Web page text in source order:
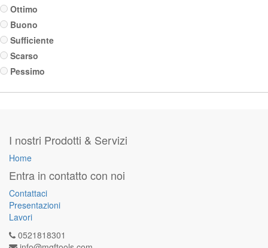
Ottimo
Buono
Sufficiente
Scarso
Pessimo
I nostri Prodotti & Servizi
Home
Entra in contatto con noi
Contattaci
Presentazioni
Lavori
0521818301